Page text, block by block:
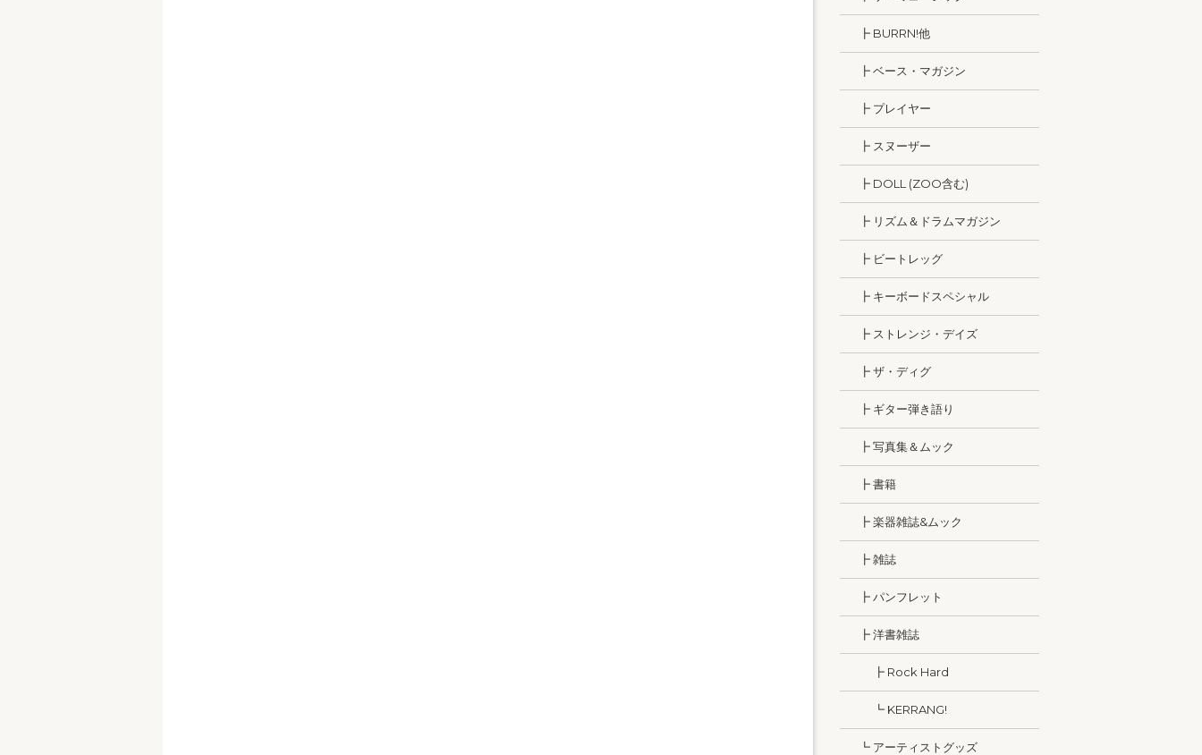
┣ BURRN!他
┣ ベース・マガジン
┣ プレイヤー
┣ スヌーザー
┣ DOLL (ZOO含む)
┣ リズム＆ドラムマガジン
┣ ビートレッグ
┣ キーボードスペシャル
┣ ストレンジ・デイズ
┣ ザ・ディグ
┣ ギター弾き語り
┣ 写真集＆ムック
┣ 書籍
┣ 楽器雑誌&ムック
┣ 雑誌
┣ パンフレット
┣ 洋書雑誌
┣ Rock Hard
┗ KERRANG!
┗ アーティストグッズ